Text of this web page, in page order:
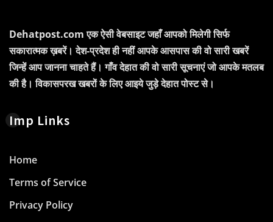
Dehatpost.com एक ऐसी वेबसाइट जहाँ आपको मिलेगी सिर्फ
सकारात्मक ख़बरें। देश-प्रदेश ही नहीं आपके आसपास की वो सारी खबरें
जिन्हें आप जानना चाहते हैं। गाँव देहात की वो सारी सूचनाएं जो आपके मतलब
की है। विकासपरख खबरों के लिए आइये जुड़े देहात पोस्ट से।
Imp Links
Home
Terms of Service
Privacy Policy